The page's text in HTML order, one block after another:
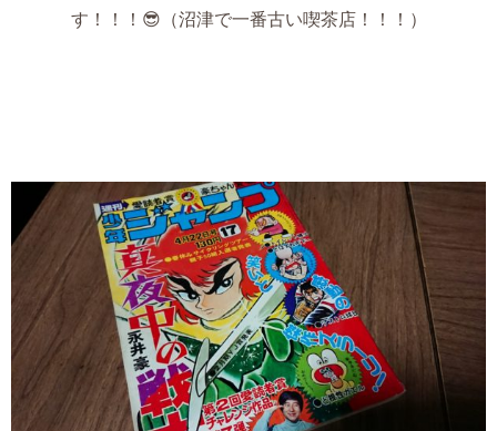
す！！！😎（沼津で一番古い喫茶店！！！）